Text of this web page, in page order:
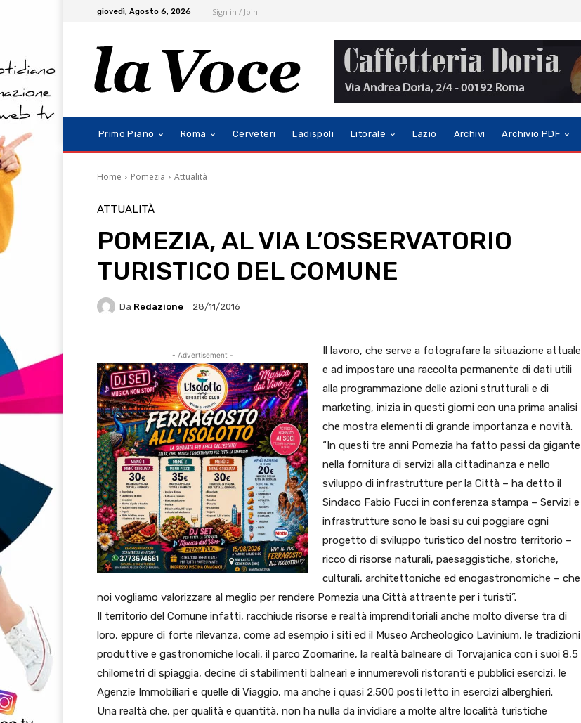
giovedì, Agosto 6, 2026 Sign in / Join
Primo Piano Roma Cerveteri Ladispoli Litorale Lazio Archivi Archivio PDF
Home Pomezia Attualità
ATTUALITÀ
POMEZIA, AL VIA L’OSSERVATORIO
TURISTICO DEL COMUNE
Da Redazione 28/11/2016
- Advertisement -
Il lavoro, che serve a fotografare la situazione attuale
e ad impostare una raccolta permanente di dati utili
alla programmazione delle azioni strutturali e di
marketing, inizia in questi giorni con una prima analisi
che mostra elementi di grande importanza e novità.
“In questi tre anni Pomezia ha fatto passi da gigante
nella fornitura di servizi alla cittadinanza e nello
sviluppo di infrastrutture per la Città – ha detto il
Sindaco Fabio Fucci in conferenza stampa – Servizi e
infrastrutture sono le basi su cui poggiare ogni
progetto di sviluppo turistico del nostro territorio –
ricco di risorse naturali, paesaggistiche, storiche,
culturali, architettoniche ed enogastronomiche – che
noi vogliamo valorizzare al meglio per rendere Pomezia una Città attraente per i turisti”.
Il territorio del Comune infatti, racchiude risorse e realtà imprenditoriali anche molto diverse tra di
loro, eppure di forte rilevanza, come ad esempio i siti ed il Museo Archeologico Lavinium, le tradizioni
produttive e gastronomiche locali, il parco Zoomarine, la realtà balneare di Torvajanica con i suoi 8,5
chilometri di spiaggia, decine di stabilimenti balneari e innumerevoli ristoranti e pubblici esercizi, le
Agenzie Immobiliari e quelle di Viaggio, ma anche i quasi 2.500 posti letto in esercizi alberghieri.
Una realtà che, per qualità e quantità, non ha nulla da invidiare a molte altre località turistiche